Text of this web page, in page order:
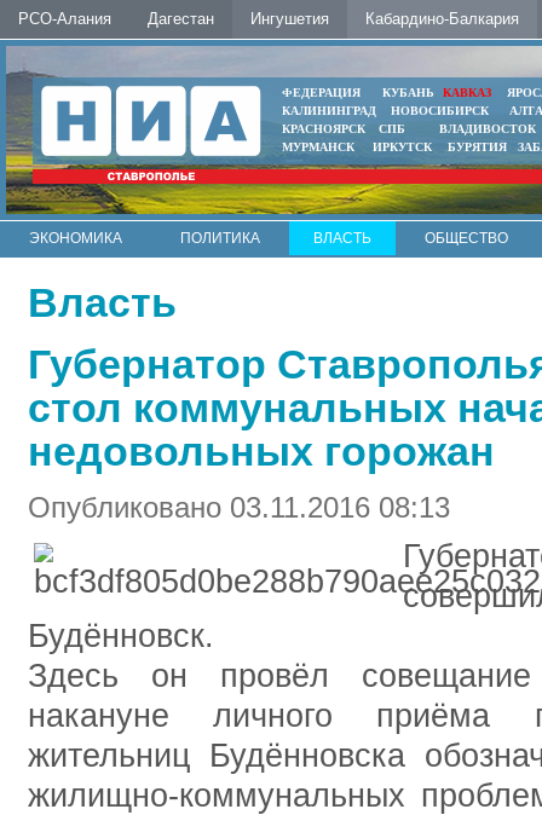
РСО-Алания Дагестан Ингушетия Кабардино-Балкария
ФЕДЕРАЦИЯ КУБАНЬ КАВКАЗ
КАЛИНИНГРАД
НОВОСИБИРСК
КРАСНОЯРСК
СПБ
ВЛАДИВОСТОК
МУРМАНСК
ИРКУТСК БУРЯТИЯ
ЭКОНОМИКА ПОЛИТИКА ВЛАСТЬ
ОБЩЕСТВО
Власть
Губернатор
стол коммунальных
недовольных горожан
Опубликовано 03.11.2016 08:13
Будённовск.
Здесь он провёл совещание
накануне личного приёма
жительниц Будённовска
жилищно-коммунальных